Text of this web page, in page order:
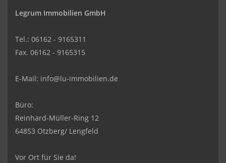
Legrum Immobilien GmbH
Tel.: 06162 - 9165311
Fax. 06162 - 9165315
E-Mail: info@lu-immobilien.de
Büro:
Reinhard-Müller-Ring 12
64853 Otzberg/ Lengfeld
Vor Ort für Sie da!